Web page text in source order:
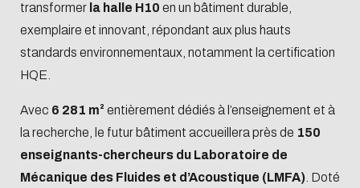
transformer la halle H10 en un bâtiment durable,
exemplaire et innovant, répondant aux plus hauts
standards environnementaux, notamment la certification
HQE.
Avec 6 281 m² entièrement dédiés à l’enseignement et à
la recherche, le futur bâtiment accueillera près de 150
enseignants-chercheurs du Laboratoire de
Mécanique des Fluides et d’Acoustique (LMFA) . Doté